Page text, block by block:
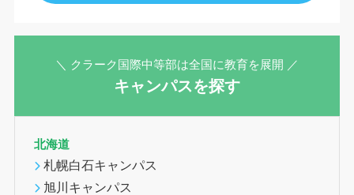
＼ クラーク国際中等部は全国に教育を展開 ／
キャンパスを探す
北海道
札幌白石キャンパス
旭川キャンパス